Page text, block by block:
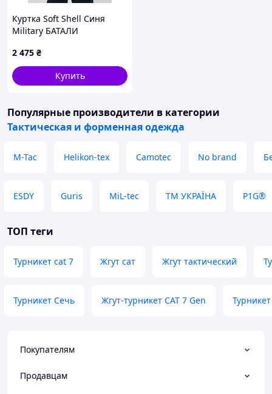
Куртка Soft Shell Синя
Military БАТАЛИ
2 475 ₴
Купить
Популярные производители в категории
Тактическая и форменная одежда
M-Tac Helikon-tex Camotec No brand
ESDY Guris MiL-tec ТМ УКРАЇНА P1G®
ТОП теги
Турникет cat 7 Жгут сат Жгут тактический
Турникет Сечь Жгут-турникет CAT 7 Gen
Покупателям
Продавцам